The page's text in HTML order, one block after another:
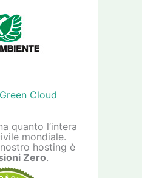
quanto l’intera
mondiale.
hosting è
Zero.